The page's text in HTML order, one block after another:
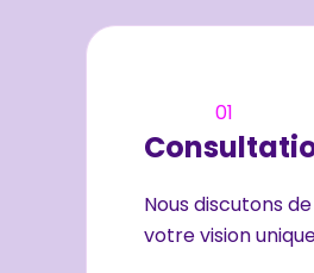
01
Nous discutons
votre vision